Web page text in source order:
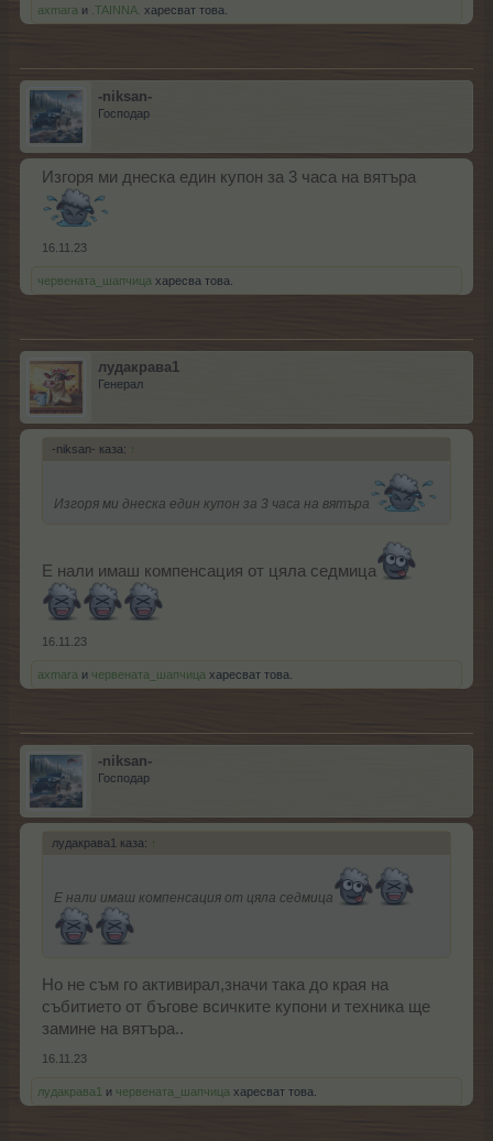
axmara и .TAINNA. харесват това.
-niksan-
Господар
Изгоря ми днеска един купон за 3 часа на вятъра
16.11.23
червената_шапчица харесва това.
лудакрава1
Генерал
-niksan- каза: ↑
Изгоря ми днеска един купон за 3 часа на вятъра
Е нали имаш компенсация от цяла седмица
16.11.23
axmara и червената_шапчица харесват това.
-niksan-
Господар
лудакрава1 каза: ↑
Е нали имаш компенсация от цяла седмица
Но не съм го активирал,значи така до края на
събитието от бъгове всичките купони и техника ще
замине на вятъра..
16.11.23
лудакрава1 и червената_шапчица харесват това.